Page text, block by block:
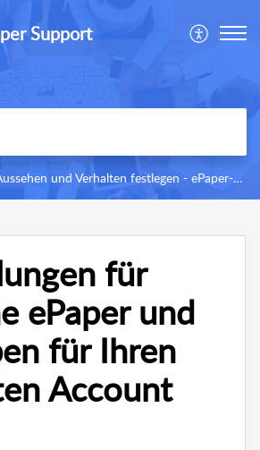
Support
und Verhalten festlegen - ePaper-Einstellungen
für
ePaper und
für Ihren
Account